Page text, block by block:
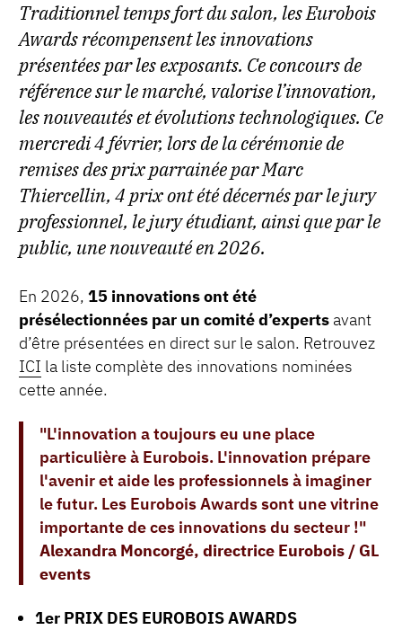
Traditionnel temps fort du salon, les Eurobois
Awards récompensent les innovations
présentées par les exposants. Ce concours de
référence sur le marché, valorise l’innovation,
les nouveautés et évolutions technologiques. Ce
mercredi 4 février, lors de la cérémonie de
remises des prix parrainée par Marc
Thiercellin, 4 prix ont été décernés par le jury
professionnel, le jury étudiant, ainsi que par le
public, une nouveauté en 2026.
En 2026, 15 innovations ont été
présélectionnées par un comité d’experts avant
d’être présentées en direct sur le salon. Retrouvez
ICI la liste complète des innovations nominées
cette année.
"L'innovation a toujours eu une place
particulière à Eurobois. L'innovation prépare
l'avenir et aide les professionnels à imaginer
le futur. Les Eurobois Awards sont une vitrine
importante de ces innovations du secteur !"
Alexandra Moncorgé, directrice Eurobois / GL
events
1er PRIX DES EUROBOIS AWARDS